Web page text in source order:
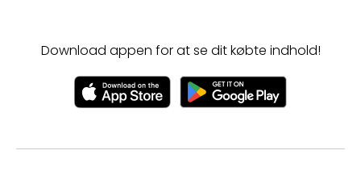
Download appen for at se dit købte indhold!